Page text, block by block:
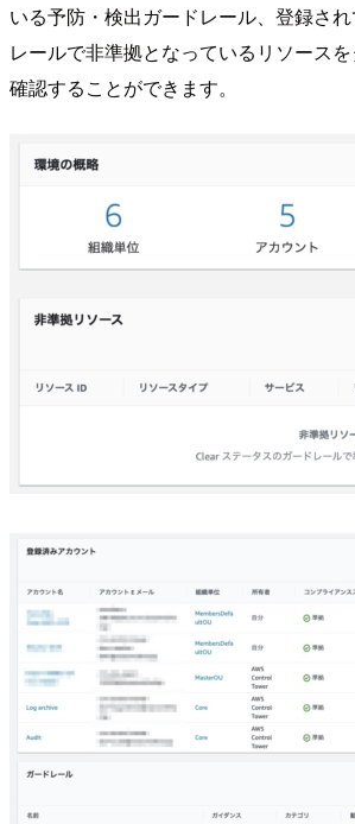
いる予防・検出ガードレール、登録さ
レールで非準拠となっているリソース
確認することができます。